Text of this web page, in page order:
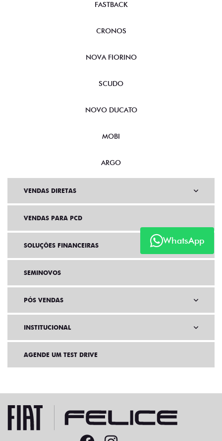
WhatsApp
FASTBACK
CRONOS
NOVA FIORINO
SCUDO
NOVO DUCATO
MOBI
ARGO
VENDAS DIRETAS
VENDAS PARA PCD
SOLUÇÕES FINANCEIRAS
SEMINOVOS
PÓS VENDAS
INSTITUCIONAL
AGENDE UM TEST DRIVE